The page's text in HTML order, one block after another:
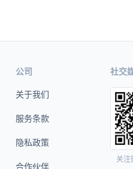
公司
关于我们
服务条款
隐私政策
合作伙伴
社交
关注